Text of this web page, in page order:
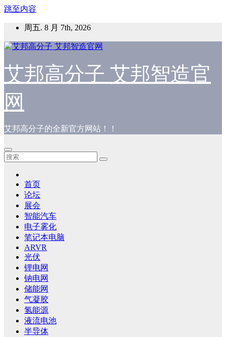
跳至内容
周五. 8 月 7th, 2026
艾邦高分子 艾邦智造官
网
艾邦高分子的全新官方网站！！
首页
论坛
展会
智能汽车
电子雾化
笔记本电脑
ARVR
光伏
锂电网
钠电网
储能网
气凝胶
氢能源
液流电池
半导体